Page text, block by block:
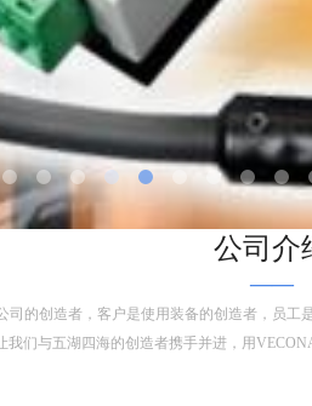
公司介
——
司的创造者，客户是使用装备的创造者，员工
我们与五湖四海的创造者携手并进，用